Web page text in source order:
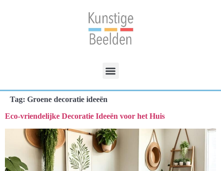
Tag: Groene decoratie ideeën
Eco-vriendelijke Decoratie Ideeën voor het Huis